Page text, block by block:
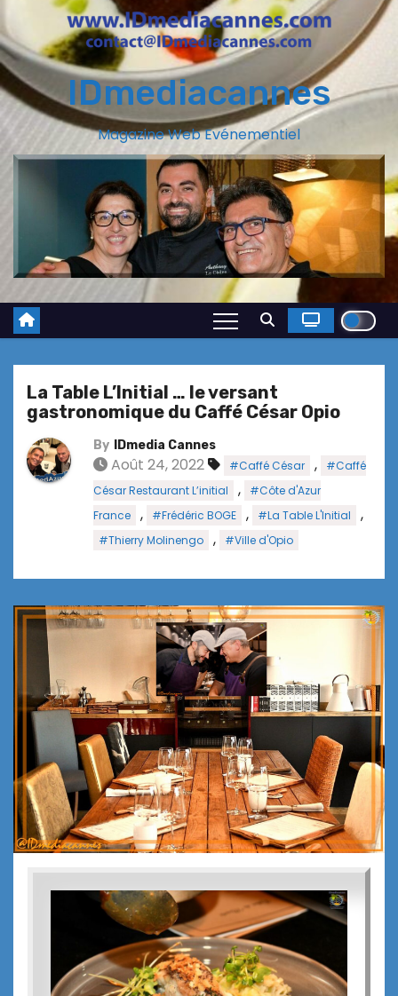
IDmediacannes
Magazine Web Evénementiel
La Table L’Initial … le versant
gastronomique du Caffé César Opio
By IDmedia Cannes
Août 24, 2022 #Caffé César ,
#Caffé
César Restaurant L’initial
,
#Côte d'Azur
France
, #Frédéric BOGE , #La Table L'Initial ,
#Thierry Molinengo , #Ville d'Opio